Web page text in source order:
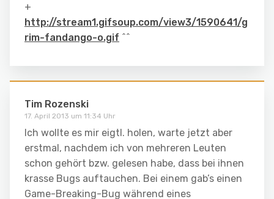
+
http://stream1.gifsoup.com/view3/1590641/g
rim-fandango-o.gif ^^
Tim Rozenski
17. April 2013 um 11:34 Uhr
Ich wollte es mir eigtl. holen, warte jetzt aber
erstmal, nachdem ich von mehreren Leuten
schon gehört bzw. gelesen habe, dass bei ihnen
krasse Bugs auftauchen. Bei einem gab’s einen
Game-Breaking-Bug während eines